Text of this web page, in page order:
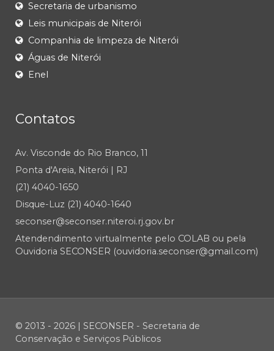
Secretaria de urbanismo
Leis municipais de Niterói
Companhia de limpeza de Niterói
Águas de Niterói
Enel
Contatos
Av. Visconde do Rio Branco, 11
Ponta d'Areia, Niterói | RJ
(21) 4040-1650
Disque-Luz (21) 4040-1640
seconser@seconser.niteroi.rj.gov.br
Atendendimento virtualmente pelo COLAB ou pela
Ouvidoria SECONSER (ouvidoria.seconser@gmail.com)
© 2013 - 2026 | SECONSER - Secretaria de
Conservação e Serviços Públicos